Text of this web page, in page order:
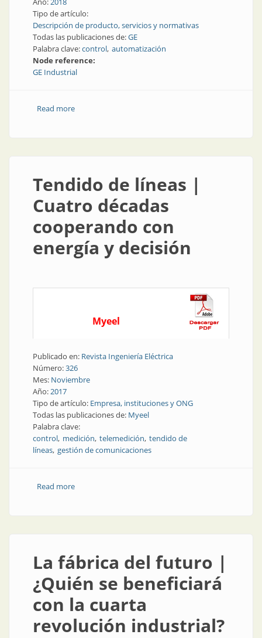
Tipo de artículo:
Descripción de producto, servicios y normativas
Todas las publicaciones de:GE
Palabra clave:control automatización
Node reference:
GE Industrial
Read moreabout Distribución eléctrica e Iluminación
Tendido de líneas |
Cuatro décadas
cooperando con
energía y decisión
Myeel
Publicado en: Revista Ingeniería Eléctrica
Número:326
Mes: Noviembre
Año:2017
Tipo de artículo: Empresa, instituciones y ONG
Todas las publicaciones de: Myeel
Palabra clave:
control medición telemedición tendido de
líneas gestión de comunicaciones
Read moreabout Tendido de líneas | Cuatro décadas
La fábrica del futuro |
¿Quién se beneficiará
con la cuarta
revolución industrial?